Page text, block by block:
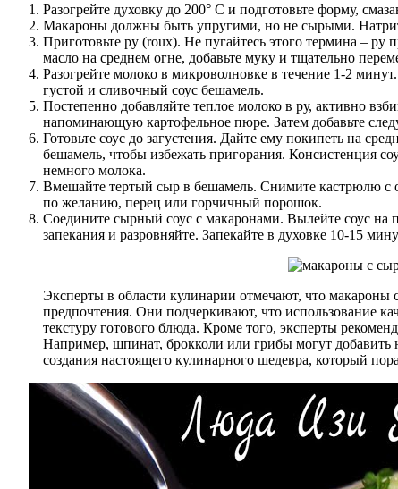
Разогрейте духовку до 200° C и подготовьте форму,
Макароны должны быть упругими, но не сырыми.
Приготовьте ру (roux). Не пугайтесь этого термина – ру
масло на среднем огне, добавьте муку и тщательно
Разогрейте молоко в микроволновке в течение 1-2
густой и сливочный соус бешамель.
Постепенно добавляйте теплое молоко в ру, активно
напоминающую картофельное пюре. Затем добавьте
Готовьте соус до загустения. Дайте ему покипеть на
бешамель, чтобы избежать пригорания. Консистенция
немного молока.
Вмешайте тертый сыр в бешамель. Снимите кастрюлю с
по желанию, перец или горчичный порошок.
Соедините сырный соус с макаронами. Вылейте соус на
запекания и разровняйте. Запекайте в духовке 10-15
Эксперты в области кулинарии отмечают, что
предпочтения. Они подчеркивают, что использование
текстуру готового блюда. Кроме того, эксперты
Например, шпинат, брокколи или грибы могут добавить
создания настоящего кулинарного шедевра, который